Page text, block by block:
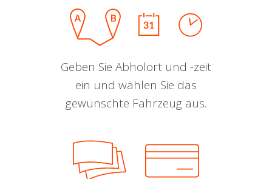
Geben Sie Abholort und -zeit
ein und wählen Sie das
gewünschte Fahrzeug aus.